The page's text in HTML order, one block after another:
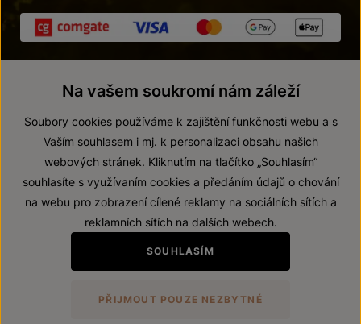
© 2026 ZNOVÍN ZNOJMO, a. s.
Prohlášení o přístupnosti
Zákaz prodeje alkoholických nápojů osobám mladším 18 let.
VytvořilwebProgress
Na vašem soukromí nám záleží
Soubory cookies používáme k zajištění funkčnosti webu a s
Vaším souhlasem i mj. k personalizaci obsahu našich
webových stránek. Kliknutím na tlačítko „Souhlasím“
souhlasíte s využívaním cookies a předáním údajů o chování
na webu pro zobrazení cílené reklamy na sociálních sítích a
reklamních sítích na dalších webech.
SOUHLASÍM
PŘIJMOUT POUZE NEZBYTNÉ